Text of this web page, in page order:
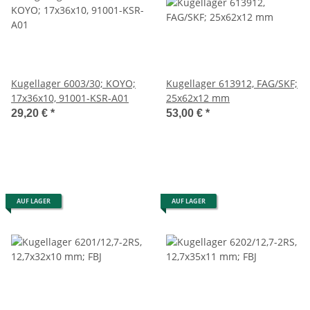
Kugellager 6003/30; KOYO;
17x36x10, 91001-KSR-A01
29,20 € *
Kugellager 613912, FAG/SKF;
25x62x12 mm
53,00 € *
AUF LAGER AUF LAGER